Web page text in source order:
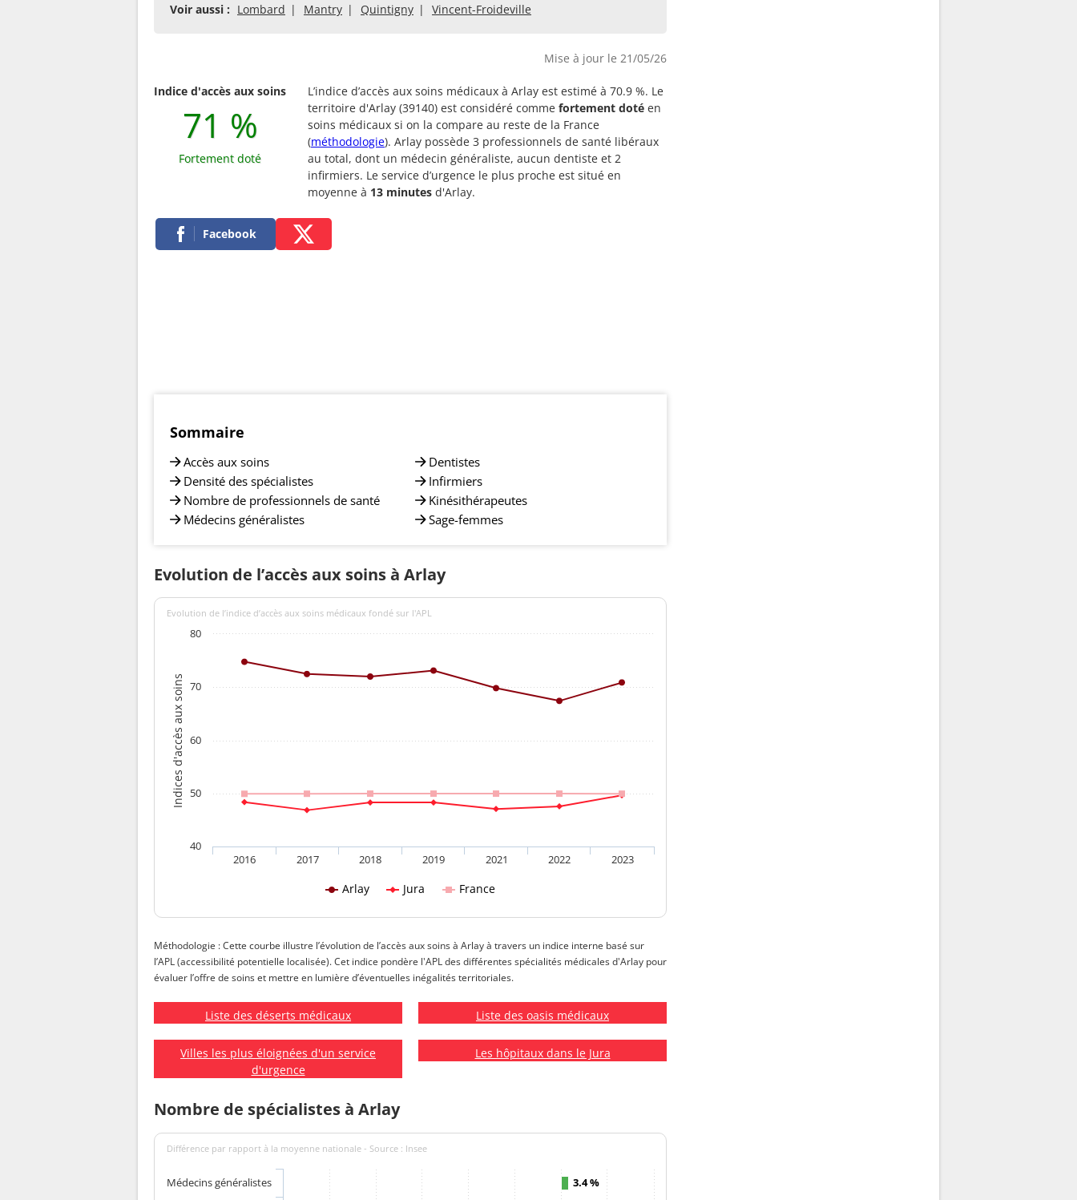
Voir aussi : Lombard Mantry Quintigny Vincent-Froideville
Mise à jour le 21/05/26
Indice d'accès aux soins
71 %
Fortement doté
L’indice d’accès aux soins médicaux à Arlay est estimé à 70.9 %. Le
territoire d'Arlay (39140) est considéré comme fortement doté en
soins médicaux si on la compare au reste de la France
(méthodologie). Arlay possède 3 professionnels de santé libéraux
au total, dont un médecin généraliste, aucun dentiste et 2
infirmiers. Le service d’urgence le plus proche est situé en
moyenne à 13 minutes d'Arlay.
Facebook
Sommaire
Accès aux soins
Densité des spécialistes
Nombre de professionnels de santé
Médecins généralistes
Dentistes
Infirmiers
Kinésithérapeutes
Sage-femmes
Evolution de l’accès aux soins à Arlay
Indices d'accès aux soins
Evolution de l’indice d’accès aux soins médicaux fondé sur l'APL
Arlay Jura France
2016 2017 2018 2019 2021 2022 2023
40
50
60
70
80
Méthodologie : Cette courbe illustre l’évolution de l’accès aux soins à Arlay à travers un indice interne basé sur
l’APL (accessibilité potentielle localisée). Cet indice pondère l'APL des différentes spécialités médicales d'Arlay pour
évaluer l’offre de soins et mettre en lumière d’éventuelles inégalités territoriales.
Liste des déserts médicaux Liste des oasis médicaux
Villes les plus éloignées d'un service
d'urgence
Les hôpitaux dans le Jura
Nombre de spécialistes à Arlay
Différence par rapport à la moyenne nationale - Source : Insee
3.4 %
Médecins généralistes